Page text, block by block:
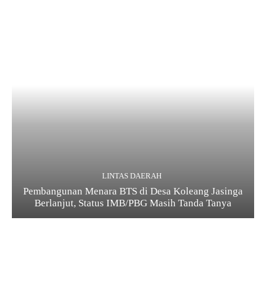
LINTAS DAERAH
Pembangunan Menara BTS di Desa Koleang Jasinga
Berlanjut, Status IMB/PBG Masih Tanda Tanya